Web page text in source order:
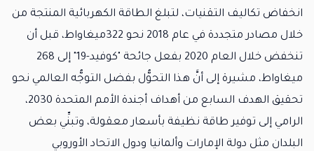
انخفاض تكاليف التقنيات، لتبلغ الطاقة الكهربائية المنتجة من
خلال مصادر متجددة في عام 2018 نحو 322ميغاواط، قبل أن
تنخفض خلال العام 2020 بفعل جائحة "كوفيد-19" إلى 268
ميغاواط، مشيرة إلى أنَّ هذا التحوُّل بفضل التوجُّه العالمي نحو
تحقيق الهدف السابع من أهداف أجندة الأمم المتحدة 2030،
الرامي إلى توفير طاقة نظيفة بأسعار معقولة، وتبنِّي بعض
البلدان مثل دولة الإمارات وألمانيا ودول الاتحاد الأوروبي